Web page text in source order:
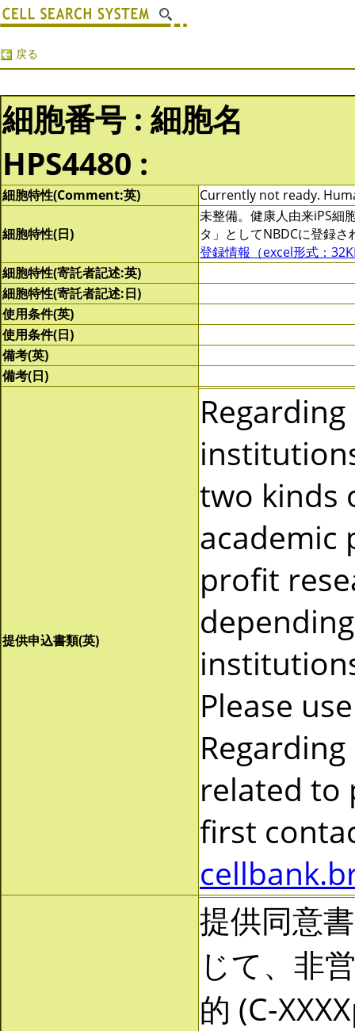
戻る
細胞番号 : 細胞名
HPS4480 :
細胞特性(Comment:英) Currently not ready.
細胞特性(日)
未整備。健康人由来iPS細
タ」としてNBDCに登録
登録情報（excel形式：
細胞特性(寄託者記述:英)
細胞特性(寄託者記述:日)
使用条件(英)
使用条件(日)
備考(英)
備考(日)
提供申込書類(英)
two kinds
academic
profit
Please
related to
first
提供同意
じて、非
的 (C-